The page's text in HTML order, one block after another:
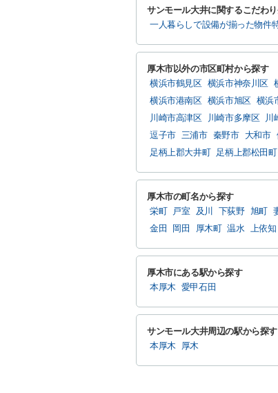
サンモール大井に関するこだわ
一人暮らしで設備が揃った物件
厚木市以外の市区町村から探す
横浜市鶴見区 横浜市神奈川区
横浜市港南区 横浜市旭区 横浜
川崎市高津区
川崎市多摩区 川
逗子市
三浦市 秦野市 大和市
足柄上郡大井町
足柄上郡松田町
厚木市の町名から探す
栄町 戸室 及川 下荻野 旭町
金田
岡田 厚木町 温水 上依知
厚木市にある駅から探す
本厚木 愛甲石田
サンモール大井周辺の駅から探す
本厚木 厚木